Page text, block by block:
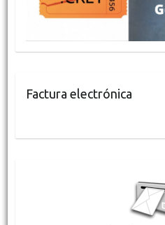
Factura electrónica